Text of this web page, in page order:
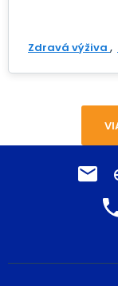
Zdravá výživa